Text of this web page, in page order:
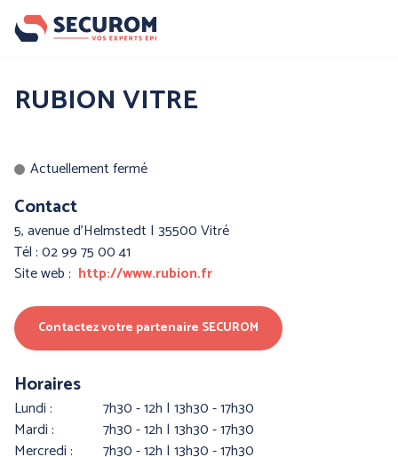
Aller
Nos produits
PROTECTION DE LA
PROTECTION DES MAINS
RUBION VITRE
Actuellement fermé
Contact
5, avenue d'Helmstedt | 35500 Vitré
Tél : 02 99 75 00 41
Site web : http://www.rubion.fr
Contactez votre partenaire SECUROM
Horaires
lundi :
7h30 - 12h | 13h30 - 17h30
mardi :
7h30 - 12h | 13h30 - 17h30
mercredi :
7h30 - 12h | 13h30 - 17h30